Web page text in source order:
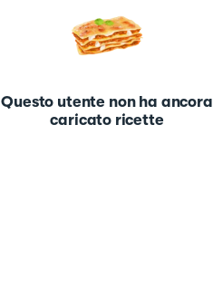
Questo utente non ha ancora
caricato ricette